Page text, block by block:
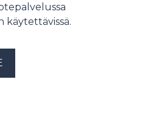
käytettävissä.